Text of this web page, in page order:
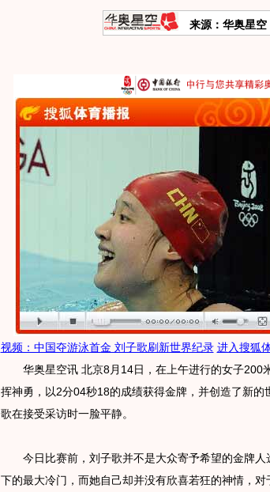
来源：华奥星空
视频：中国夺游泳首金 刘子歌刷新世界纪录 进入搜狐
华奥星空讯 北京8月14日，在上午进行的女子200
挥神勇，以2分04秒18的成绩获得金牌，并创造了新的
歌在接受采访时一脸平静。
今日比赛前，刘子歌并不是大众寄予希望的金牌人
下的最大冷门，而她自己却并没有欣喜若狂的神情，对